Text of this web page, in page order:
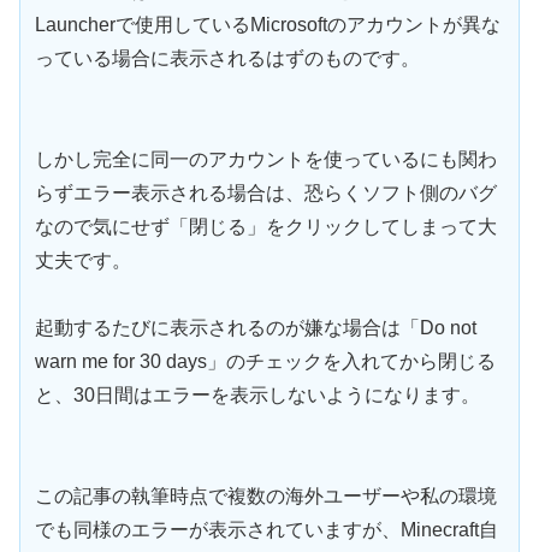
Launcherで使用しているMicrosoftのアカウントが異な
っている場合に表示されるはずのものです。
しかし完全に同一のアカウントを使っているにも関わ
らずエラー表示される場合は、恐らくソフト側のバグ
なので気にせず「閉じる」をクリックしてしまって大
丈夫です。
起動するたびに表示されるのが嫌な場合は「Do not
warn me for 30 days」のチェックを入れてから閉じる
と、30日間はエラーを表示しないようになります。
この記事の執筆時点で複数の海外ユーザーや私の環境
でも同様のエラーが表示されていますが、Minecraft自